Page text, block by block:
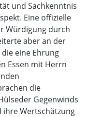
und Sachkenntnis
Eine offizielle
Würdigung durch
aber an der
eine Ehrung
Essen mit Herrn
die
Gegenwinds
ihre Wertschätzung